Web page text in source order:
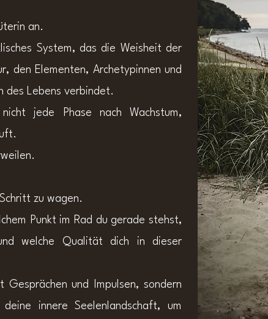
an.
System, das die Weisheit der
den Elementen, Archetypinnen und
des Lebens verbindet.
jede Phase nach Wachstum,
zu wagen.
Punkt im Rad du gerade stehst,
welche Qualität dich in dieser
und Impulsen, sondern
innere Seelenlandschaft, um